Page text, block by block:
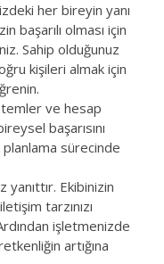
her bireyin yanı
başarılı olması için
Sahip olduğunuz
kişileri almak için
ve hesap
başarısını
planlama sürecinde
yanıttır. Ekibinizin
tarzınızı
işletmenizde
artığına